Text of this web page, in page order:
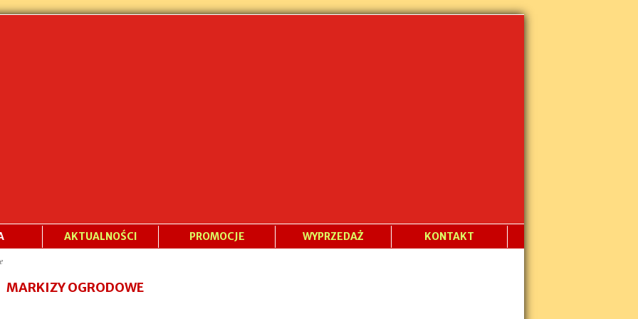
AKTUALNOŚCI PROMOCJE WYPRZEDAŻ KONTAKT
MARKIZY OGRODOWE